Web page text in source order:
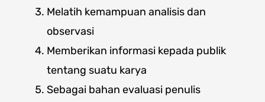
Melatih kemampuan analisis dan
observasi
Memberikan informasi kepada publik
tentang suatu karya
Sebagai bahan evaluasi penulis